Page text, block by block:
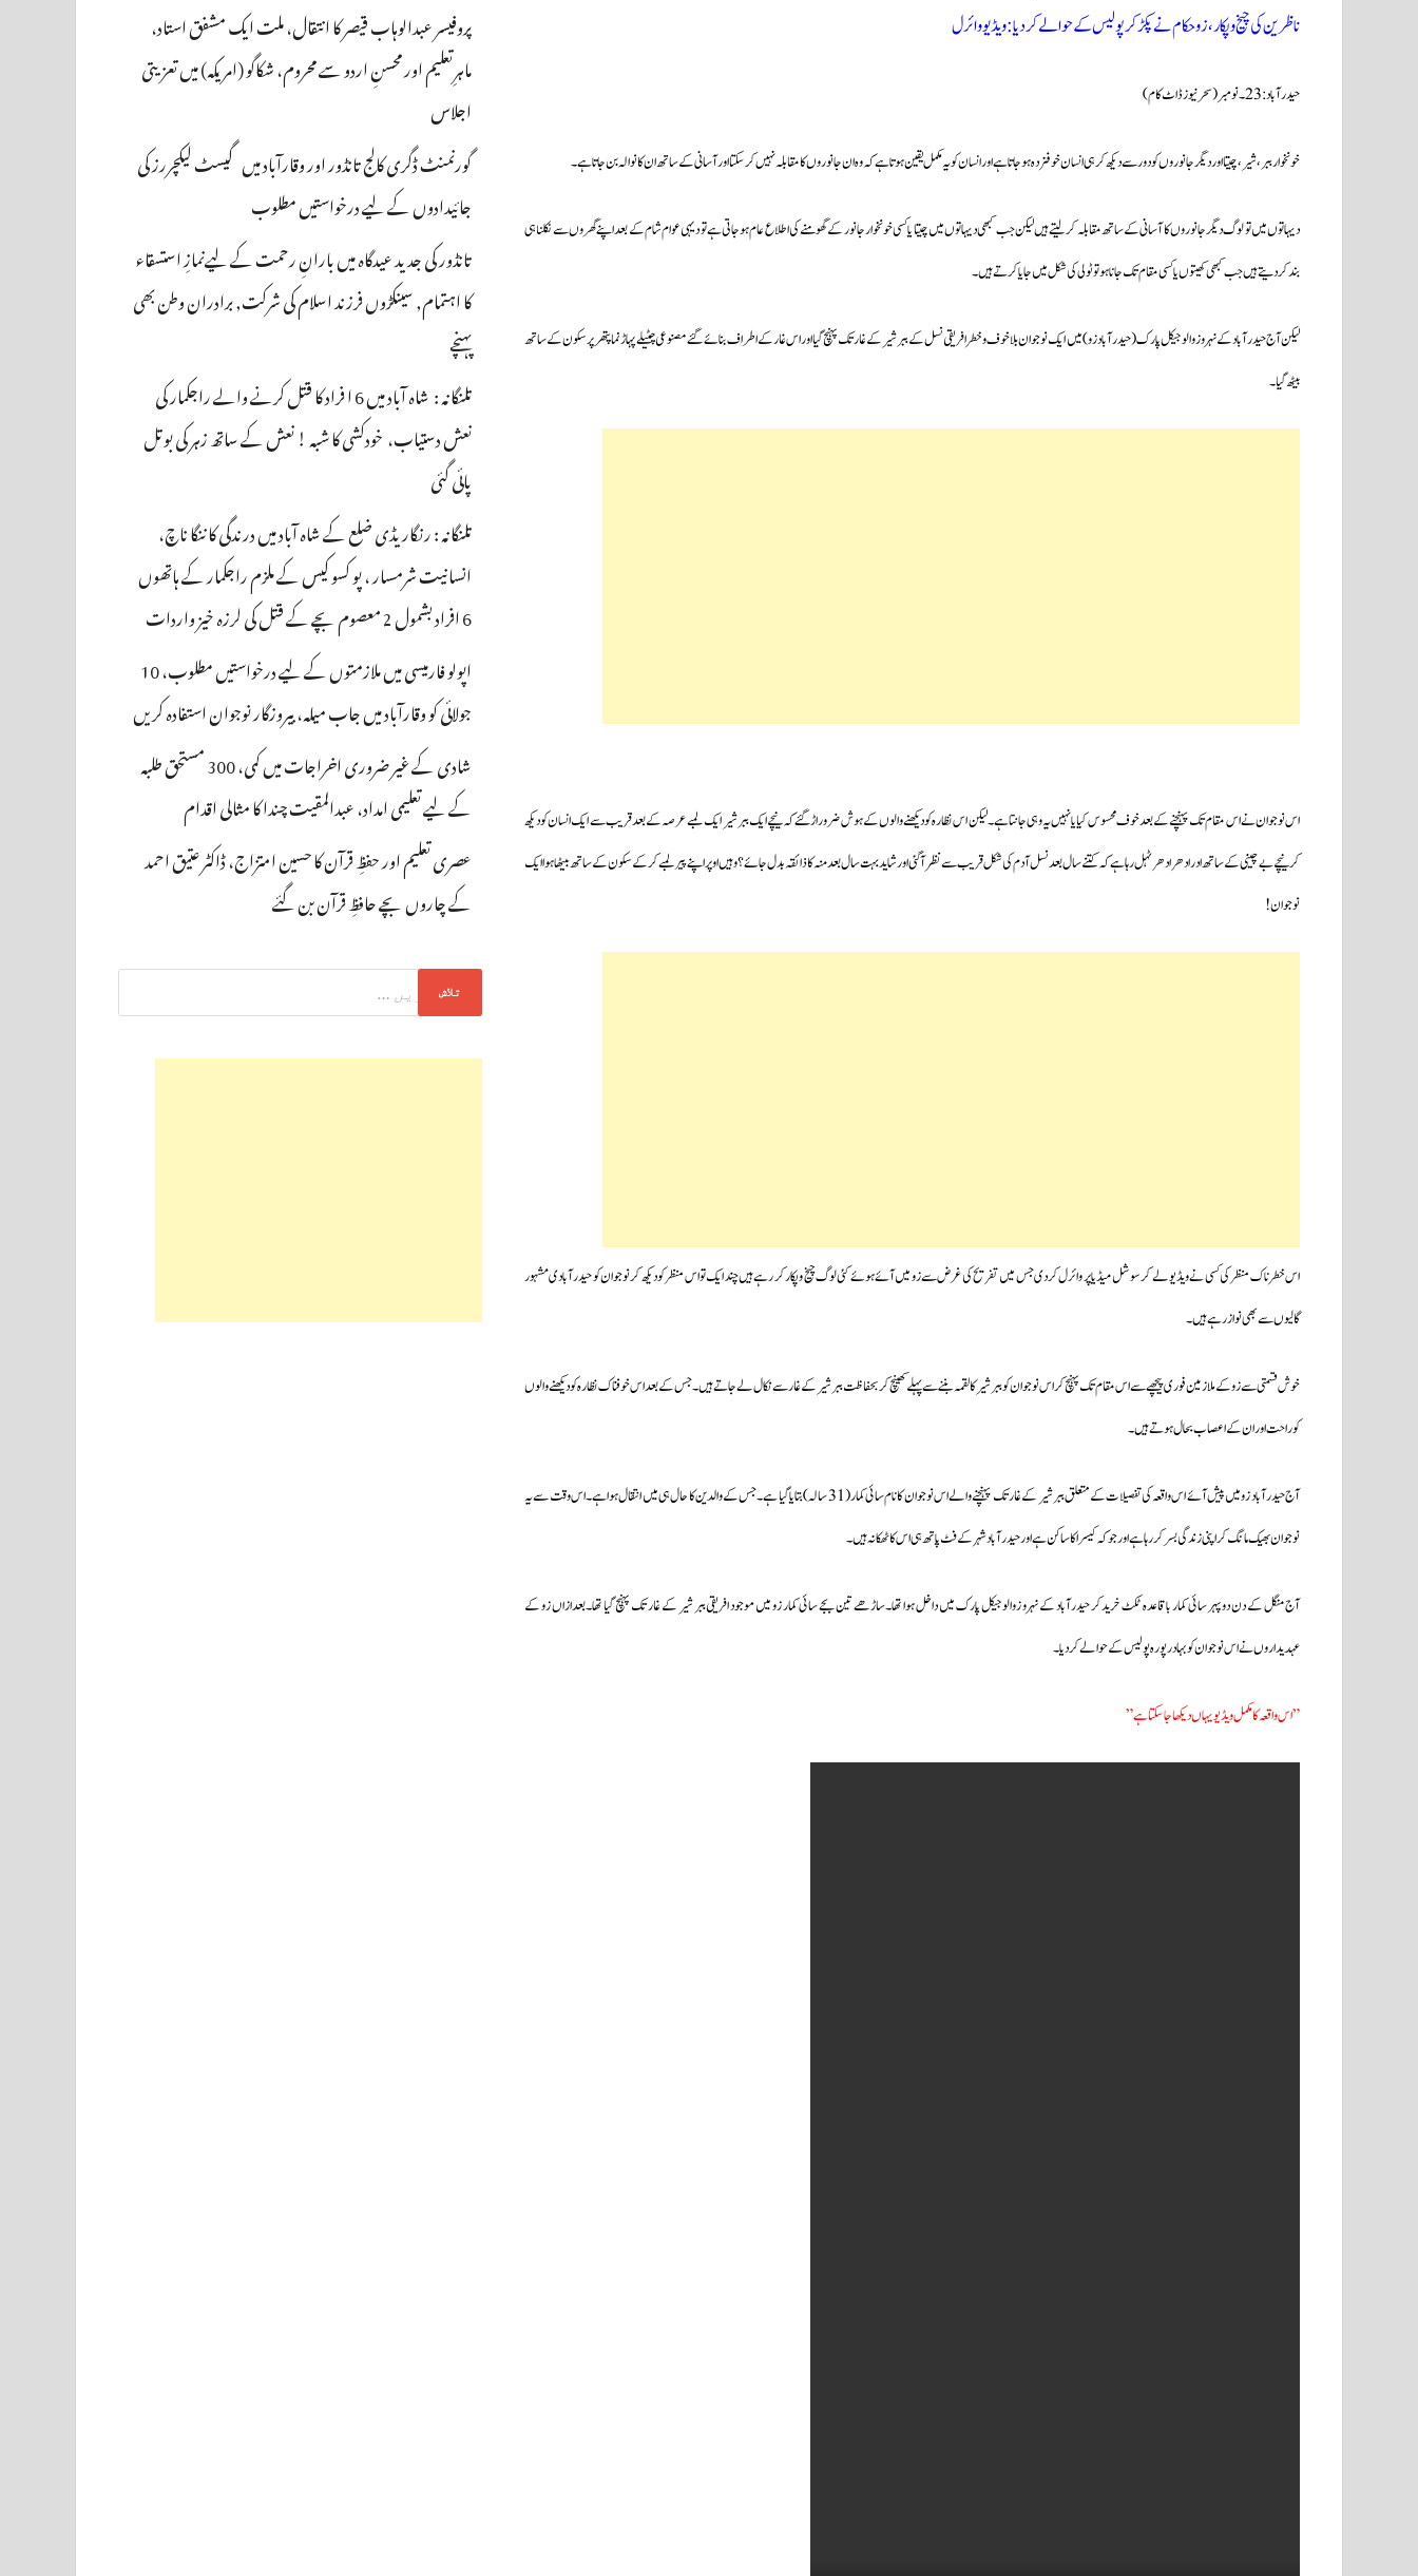
ناظرین کی چیخ وپکار، زوحکام نے پکڑ کر پولیس کے حوالے کردیا: ویڈیو وائرل
حیدرآباد:23۔نومبر(سحرنیوزڈاٹ کام)
خونخوار ببر ،شیر ،چیتا اور دیگر جانوروں کو دور سے دیکھ کر ہی انسان خوفزدہ ہوجاتاہے اور انسان کو یہ مکمل یقین ہوتا ہے کہ وہ ان جانوروں کا مقابلہ نہیں کرسکتا اور آسانی کے ساتھ ان کا نوالہ بن جاتا ہے۔
دیہاتوں میں تو لوگ دیگر جانوروں کا آسانی کے ساتھ مقابلہ کرلیتے ہیں لیکن جب کبھی دیہاتوں میں چیتا یا کسی خونخوار جانور کے گھومنے کی اطلاع عام ہوجاتی ہے تو دیہی عوام شام کے بعد اپنے گھروں سے نکلنا ہی
بند کردیتے ہیں جب کبھی کھیتوں یا کسی مقام تک جانا ہو تو ٹولی کی شکل میں جایا کرتے ہیں۔
لیکن آج حیدرآباد کے نہرو زوالوجیکل پارک (حیدرآباد زو ) میں ایک نوجوان بلاخوف وخطر افریقی نسل کے ببر شیر کے غار تک پہنچ گیا اور اس غار کے اطراف بنائے گئے مصنوعی چٹیلے پہاڑ نما پتھر پر سکون کے ساتھ
بیٹھ گیا۔
اس نوجوان نے اس مقام تک پہنچنے کے بعد خوف محسوس کیا یا نہیں یہ وہی جانتا ہے۔لیکن اس نظارہ کو دیکھنے والوں کے ہوش ضرور اڑگئے کہ نیچے ایک ببر شیر ایک لمبے عرصہ کے بعد قریب سے ایک انسان کو دیکھ
کر نیچے بے چینی کے ساتھ ادر ادھر ادھر ٹہل رہا ہے کہ کتنے سال بعد نسل آدم کی شکل قریب سے نظر آگئی اور شاید بہت سال بعد منہ کا ذائقہ بدل جائے؟وہیں اوپر اپنے پیر لمبے کرکے سکون کے ساتھ بیٹھا ہوا ایک
نوجوان!
اس خطرناک منظر کی کسی نے ویڈیو لے کرسوشل میڈیا پر وائرل کردی جس میں تفریح کی غرض سے زو میں آئے ہوئے کئی لوگ چیخ و پکار کر رہے ہیں چند ایک تو اس منظر کو دیکھ کر نوجوان کو حیدرآبادی مشہور
گالیوں سے بھی نواز رہے ہیں۔
خوش قسمتی سے زو کے ملازمین فوری پیچھے سے اس مقام تک پہنچ کر اس نوجوان کو ببر شیر کا لقمہ بننے سے پہلے کھینچ کر بحفاظت ببر شیر کے غار سے نکال لے جاتے ہیں۔جس کے بعد اس خوفناک نظارہ کو دیکھنے والوں
کو راحت اور ان کے اعصاب بحال ہوتے ہیں۔
آج حیدرآباد زو میں پیش آئے اس واقعہ کی تفصیلات کے متعلق ببرشیر کے غار تک پہنچنے والے اس نوجوان کا نام سائی کمار(31 سالہ) بتایا گیا ہے۔جس کے والدین کا حال ہی میں انتقال ہوا ہے۔اس وقت سے یہ
نوجوان بھیک مانگ کر اپنی زندگی بسر کررہا ہے اور جو کہ کیسرا کا ساکن ہے اورحیدرآباد شہر کے فٹ پاتھ ہی اس کا ٹھکانہ ہیں۔
آج منگل کے دن دوپہر سائی کمار باقاعدہ ٹکٹ خرید کر حیدرآباد کے نہرو زوالوجیکل پارک میں داخل ہوا تھا۔ساڑھے تین بجے سائی کمار زو میں موجود افریقی ببر شیر کے غار تک پہنچ گیا تھا۔بعدازاںزو کے
عہدیداروں نے اس نوجوان کو بہادر پورہ پولیس کے حوالے کردیا۔
” اس واقعہ کا مکمل ویڈیو یہاں دیکھا جاسکتا ہے”
پروفیسر عبدالوہاب قیصر کا انتقال، ملت ایک مشفق استاد،
ماہرِتعلیم اور محسنِ اردو سے محروم، شکاگو (امریکہ) میں تعزیتی
اجلاس
گورنمنٹ ڈگری کالج تانڈور اور وقارآباد میں گیسٹ لیکچررز کی
جائیدادوں کے لیے درخواستیں مطلوب
تانڈور کی جدید عیدگاہ میں بارانِ رحمت کے لیےنمازِ استسقاء
کا اہتمام, سینکڑوں فرزند اسلام کی شرکت, برادران وطن بھی
پہنچے
تلنگانہ : شاہ آباد میں 6 ا فراد کا قتل کرنے والے راجکمار کی
نعش دستیاب، خودکشی کا شبہ ! نعش کے ساتھ زہر کی بوتل
پائی گئی
تلنگانہ : رنگاریڈی ضلع کے شاہ آباد میں درندگی کا ننگا ناچ،
انسانیت شرمسار ، پو کسو کیس کے ملزم راجکمار کے ہاتھوں
6 افراد بشمول 2 معصوم بچے کے قتل کی لرزہ خیز واردات
اپولو فارمیسی میں ملازمتوں کے لیے درخواستیں مطلوب، 10
جولائی کو وقارآباد میں جاب میلہ، بیروزگار نوجوان استفادہ کریں
شادی کے غیر ضروری اخراجات میں کمی، 300 مستحق طلبہ
کے لیے تعلیمی امداد، عبدالمقیت چندا کا مثالی اقدام
عصری تعلیم اور حفظِ قرآن کا حسین امتزاج، ڈاکٹر عتیق احمد
کے چاروں بچے حافظِ قرآن بن گئے